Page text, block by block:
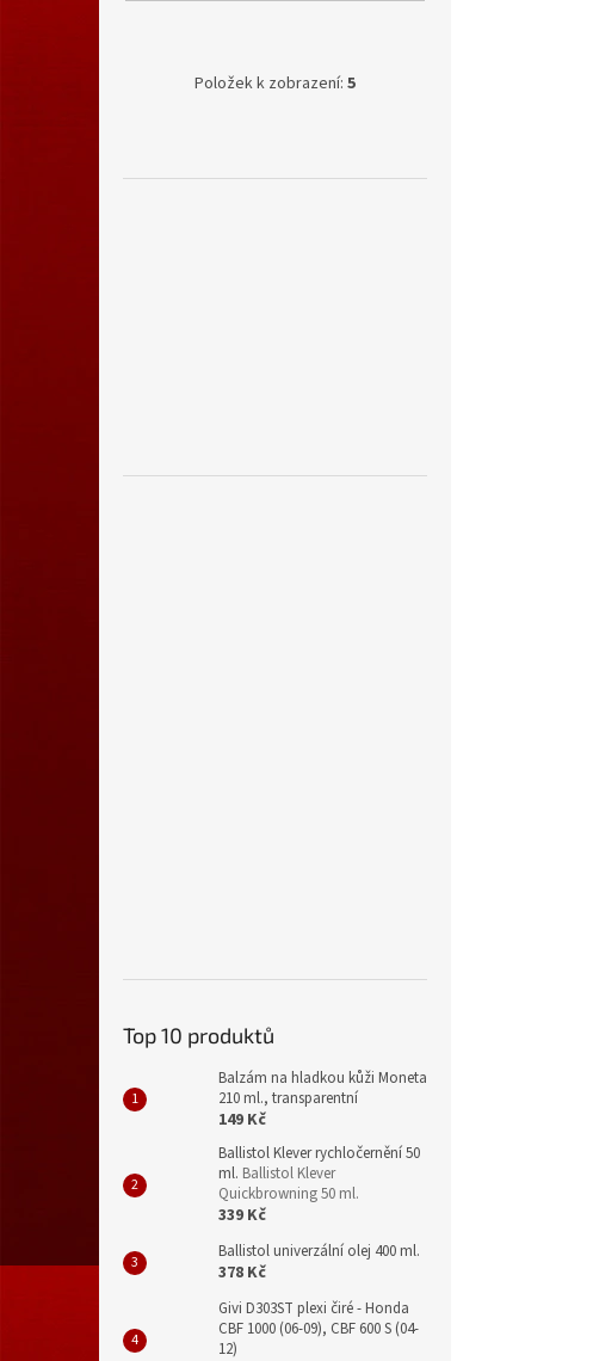
Položek k zobrazení: 5
Top 10 produktů
Balzám na hladkou kůži Moneta
210 ml., transparentní
149 Kč
Ballistol Klever rychločernění 50
ml. Ballistol Klever
Quickbrowning 50 ml.
339 Kč
Ballistol univerzální olej 400 ml.
378 Kč
Givi D303ST plexi čiré - Honda
CBF 1000 (06-09), CBF 600 S (04-
12)